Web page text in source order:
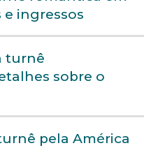
e ingressos
turnê
sobre o
pela América